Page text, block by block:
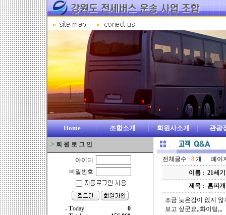
Home 조합소개 회원사소개 관광
-> 회 원 로 그 인
아이디
비밀번호
전체글수 : 8 개 페이
이름 : 21세
제목 : 홈피
조금 늦은감이 없지
보고 싶군요,,화이팅,,,